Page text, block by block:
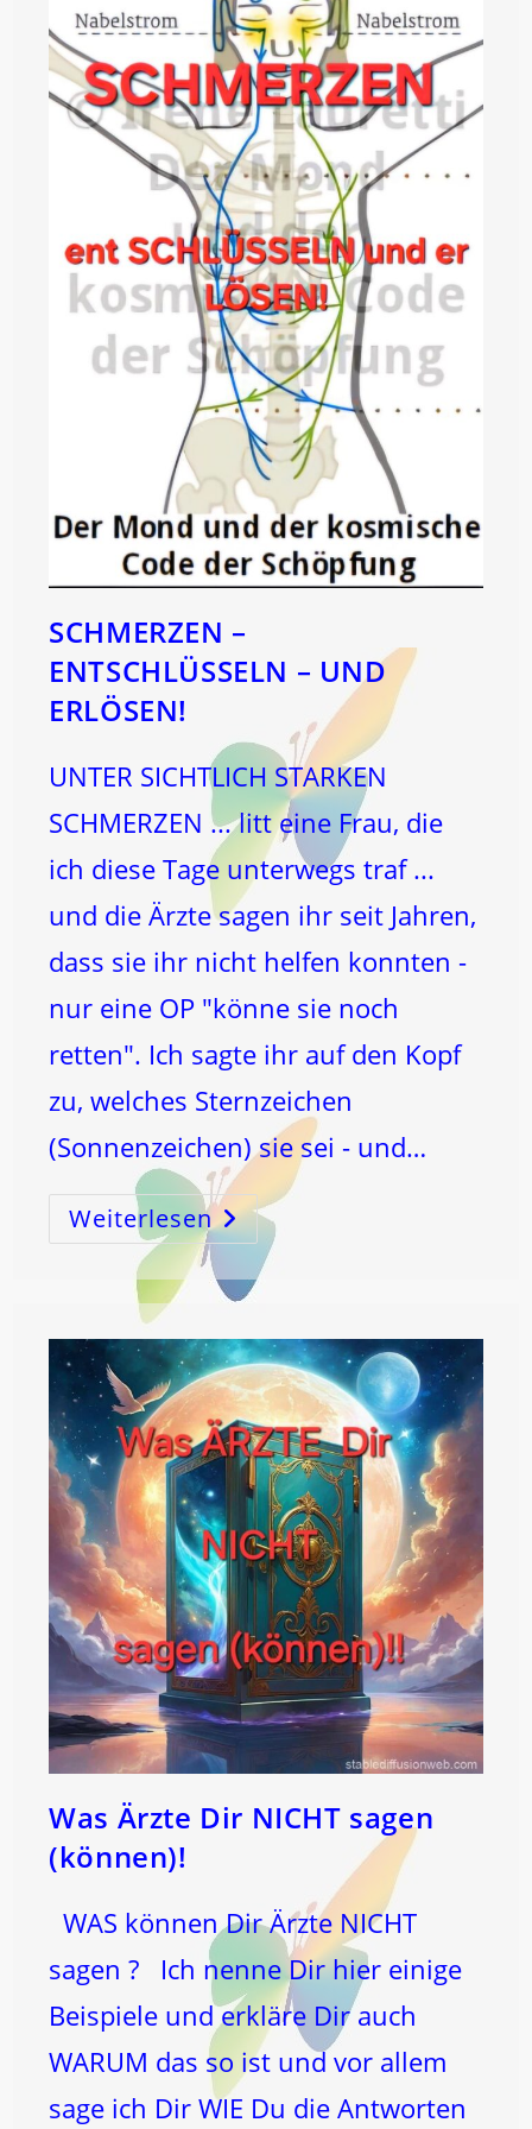
SCHMERZEN –
ENTSCHLÜSSELN – UND
ERLÖSEN!
UNTER SICHTLICH STARKEN
SCHMERZEN ... litt eine Frau, die
ich diese Tage unterwegs traf ...
und die Ärzte sagen ihr seit Jahren,
dass sie ihr nicht helfen konnten -
nur eine OP "könne sie noch
retten". Ich sagte ihr auf den Kopf
zu, welches Sternzeichen
(Sonnenzeichen) sie sei - und…
Weiterlesen SCHMERZEN
–
ENTSCHLÜSSELN
–
UND
ERLÖSEN!
Was Ärzte Dir NICHT sagen
(können)!
WAS können Dir Ärzte NICHT
sagen ? Ich nenne Dir hier einige
Beispiele und erkläre Dir auch
WARUM das so ist und vor allem
sage ich Dir WIE Du die Antworten